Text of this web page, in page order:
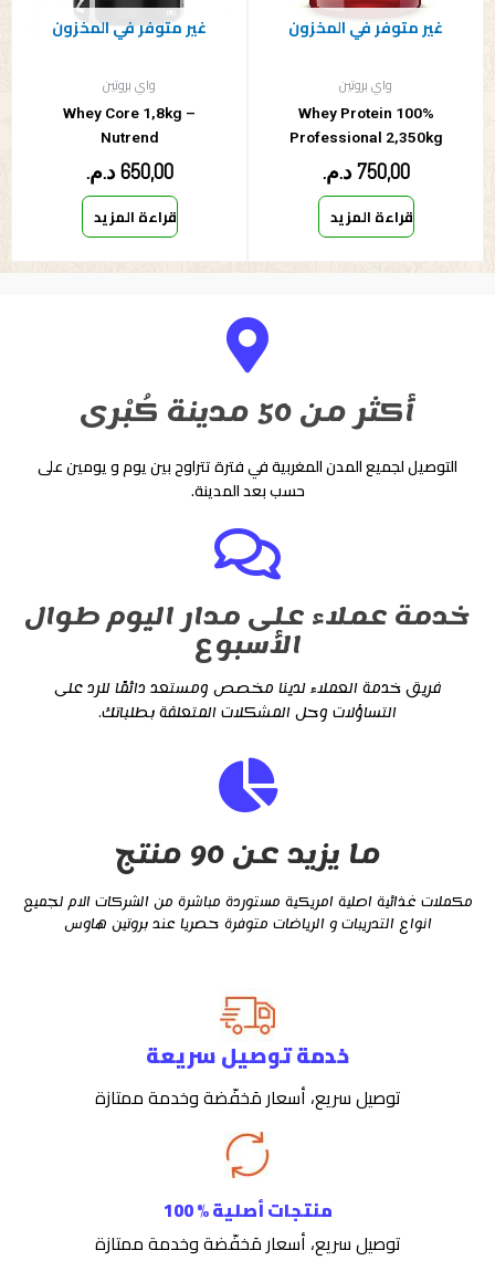
غير متوفر في المخزون
واي بروتين
100% Whey Protein
Professional 2,350kg
750,00 د.م.
قراءة المزيد
غير متوفر في المخزون
واي بروتين
Whey Core 1,8kg –
Nutrend
650,00 د.م.
قراءة المزيد
أكثر من 50 مدينة كُبْرى
التوصيل لجميع المدن المغربية في فترة تتراوح بين يوم و يومين على
حسب بعد المدينة.
خدمة عملاء على مدار اليوم طوال
الأسبوع
فريق خدمة العملاء لدينا مخصص ومستعد دائمًا للرد على
التساؤلات وحل المشكلات المتعلقة بطلباتك.
ما يزيد عن 90 منتج
مكملات غذائية اصلية امريكية مستوردة مباشرة من الشركات الام لجميع
انواع التدريبات و الرياضات متوفرة حصريا عند بروتين هاوس
خدمة توصيل سريعة
توصيل سريع، أسعار مَخفّضة وخدمة ممتازة
منتجات أصلية % 100
توصيل سريع، أسعار مَخفّضة وخدمة ممتازة